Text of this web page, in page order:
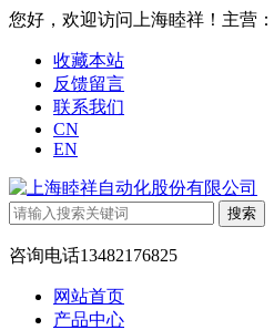
您好，欢迎访问上海睦祥！主营：
收藏本站
反馈留言
联系我们
CN
EN
咨询电话13482176825
网站首页
产品中心